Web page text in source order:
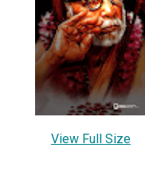
View Full Size